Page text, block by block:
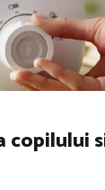
copilului